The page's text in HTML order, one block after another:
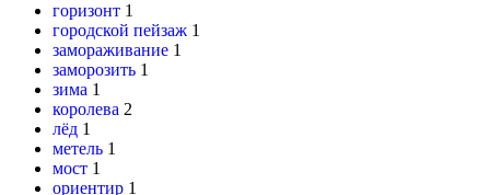
горизонт 1
городской пейзаж 1
замораживание 1
заморозить 1
зима 1
королева 2
лёд 1
метель 1
мост 1
ориентир 1